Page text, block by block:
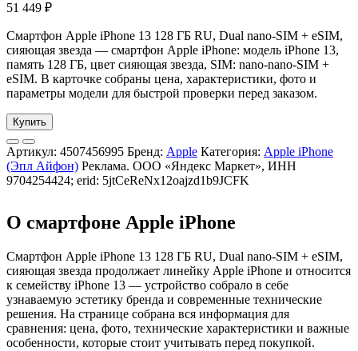
51 449 ₽
Смартфон Apple iPhone 13 128 ГБ RU, Dual nano-SIM + eSIM,
сияющая звезда — смартфон Apple iPhone: модель iPhone 13,
память 128 ГБ, цвет сияющая звезда, SIM: nano-nano-SIM +
eSIM. В карточке собраны цена, характеристики, фото и
параметры модели для быстрой проверки перед заказом.
Купить
Артикул: 4507456995 Бренд: Apple Категория: Apple iPhone
(Эпл Айфон) Реклама. ООО «Яндекс Маркет», ИНН
9704254424; erid: 5jtCeReNx12oajzd1b9JCFK
О смартфоне Apple iPhone
Смартфон Apple iPhone 13 128 ГБ RU, Dual nano-SIM + eSIM,
сияющая звезда продолжает линейку Apple iPhone и относится
к семейству iPhone 13 — устройство собрало в себе
узнаваемую эстетику бренда и современные технические
решения. На странице собрана вся информация для
сравнения: цена, фото, технические характеристики и важные
особенности, которые стоит учитывать перед покупкой.